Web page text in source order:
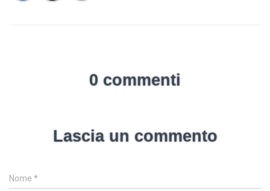
0 commenti
Lascia un commento
Nome *